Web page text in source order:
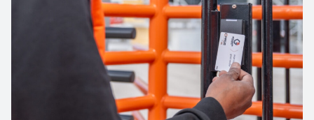
Edwin de Laaf-Buis - Attero